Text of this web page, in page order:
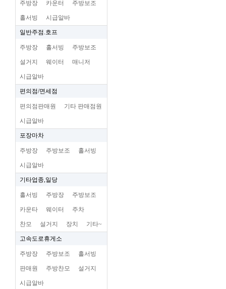
주방장 카운터 주방보조
홀서빙 시급알바
일반주점.호프
주방장 홀서빙 주방보조
설거지 웨이터 매니저
시급알바
편의점/면세점
편의점판매원 기타 판매점원
시급알바
포장마차
주방장 주방보조 홀서빙
시급알바
기타업종,일당
홀서빙 주방장 주방보조
카운타 웨이터 주차
찬모 설거지 장치 기타~
고속도로휴게소
주방장 주방보조 홀서빙
판매원 주방찬모 설거지
시급알바